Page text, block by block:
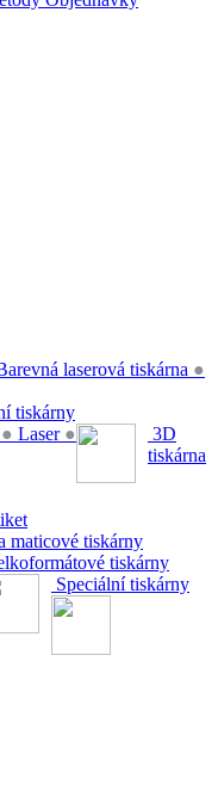
laserová tiskárna ●
tiskárny
● Laser ●
3D
tiskárna
maticové tiskárny
tiskárny
Speciální tiskárny